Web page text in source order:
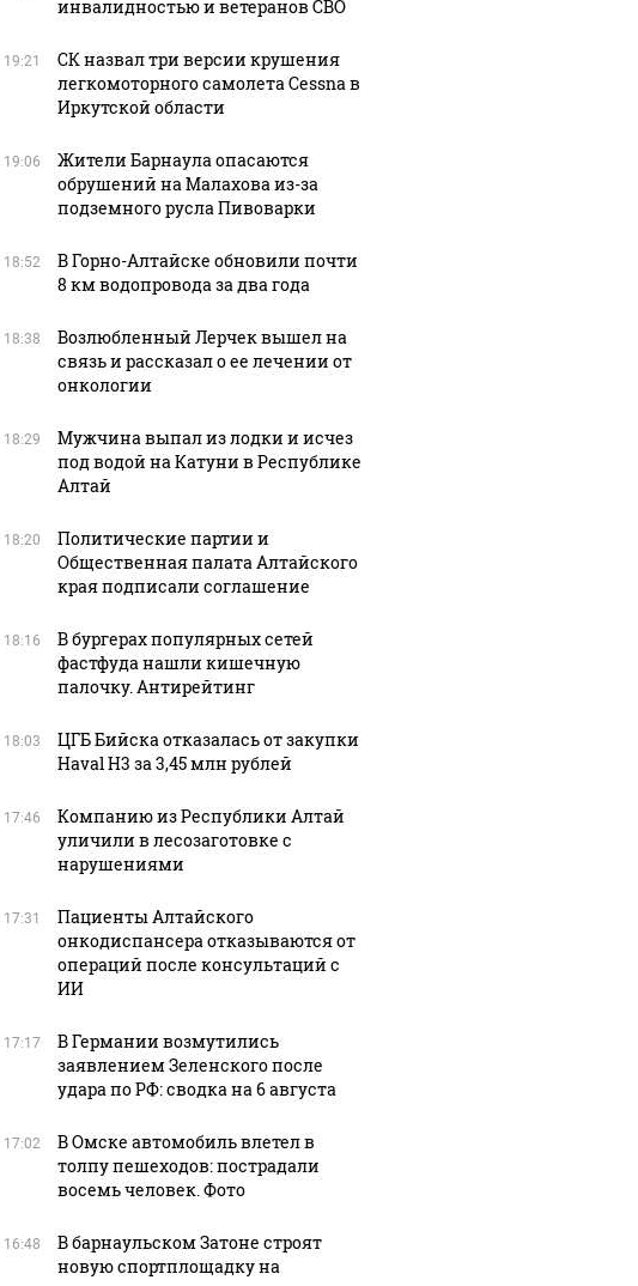
На Урале из казны
были украдены 18
миллионов рублей
инвалидностью и ветеранов СВО
19:21
СК назвал три версии крушения
легкомоторного самолета Cessna в
Иркутской области
19:06
Жители Барнаула опасаются
обрушений на Малахова из-за
подземного русла Пивоварки
18:52
В Горно-Алтайске обновили почти
8 км водопровода за два года
18:38
Возлюбленный Лерчек вышел на
связь и рассказал о ее лечении от
онкологии
18:29
Мужчина выпал из лодки и исчез
под водой на Катуни в Республике
Алтай
18:20
Политические партии и
Общественная палата Алтайского
края подписали соглашение
18:16
В бургерах популярных сетей
фастфуда нашли кишечную
палочку. Антирейтинг
18:03
ЦГБ Бийска отказалась от закупки
Haval H3 за 3,45 млн рублей
17:46
Компанию из Республики Алтай
уличили в лесозаготовке с
нарушениями
17:31
Пациенты Алтайского
онкодиспансера отказываются от
операций после консультаций с
ИИ
17:17
В Германии возмутились
заявлением Зеленского после
удара по РФ: сводка на 6 августа
17:02
В Омске автомобиль влетел в
толпу пешеходов: пострадали
восемь человек. Фото
16:48
В барнаульском Затоне строят
новую спортплощадку на